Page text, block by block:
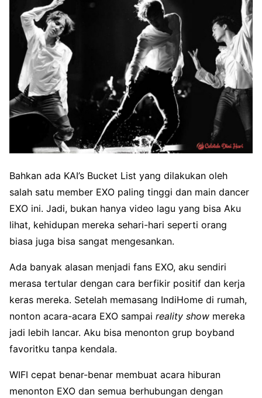
Bahkan ada KAI’s Bucket List yang dilakukan oleh
salah satu member EXO paling tinggi dan main dancer
EXO ini. Jadi, bukan hanya video lagu yang bisa Aku
lihat, kehidupan mereka sehari-hari seperti orang
biasa juga bisa sangat mengesankan.
Ada banyak alasan menjadi fans EXO, aku sendiri
merasa tertular dengan cara berfikir positif dan kerja
keras mereka. Setelah memasang IndiHome di rumah,
nonton acara-acara EXO sampai reality show mereka
jadi lebih lancar. Aku bisa menonton grup boyband
favoritku tanpa kendala.
WIFI cepat benar-benar membuat acara hiburan
menonton EXO dan semua berhubungan dengan